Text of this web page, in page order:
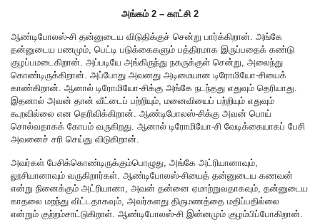
அங்கம் 2 – காட்சி 2
ஆண்டிபோலஸ்-சி தன்னுடைய விடுதிக்குச் சென்று பார்க்கிறான். அங்கே
தன்னுடைய பணமும், பெட்டி படுக்கைகளும் பத்திரமாக இருப்பதைக் கண்டு
குழப்பமடைகிறான். அப்படியே அங்கிருந்து நகருக்குள் சென்று, அலைந்து
கொண்டிருக்கிறான். அப்போது அவனது அடிமையான டிரோமியோ-சியைக்
காண்கிறான். ஆனால் டிரோமியோ-சிக்கு அங்கே நடந்தது எதுவும் தெரியாது.
இதனால் அவன் தான் வீட்டைப் பற்றியும், மனைவியைப் பற்றியும் எதுவும்
கூறவில்லை என தெரிவிக்கிறான். ஆண்டிபோலஸ்-சிக்கு அவன் பொய்
சொல்வதாகக் கோபம் வருகிறது. ஆனால் டிரோமியோ-சி வேடிக்கையாகப் பேசி
அவனைச் சரி செய்து விடுகிறான்.
அவர்கள் பேசிக்கொண்டிருக்கும்பொழுது, அங்கே அட்ரியானாவும்,
லூசியானாவும் வருகிறார்கள். ஆண்டிபோலஸ்-சியைத் தன்னுடைய கணவன்
என்று நினைக்கும் அட்ரியானா, அவன் தன்னை ஏமாற்றுவதாகவும், தன்னுடைய
காதலை மறந்து விட்டதாகவும், அவர்களது திருமணத்தை மதிப்பதில்லை
என்றும் குற்றம்சாட்டுகிறாள். ஆண்டிபோலஸ்-சி இன்னமும் குழம்பிப்போகிறான்.